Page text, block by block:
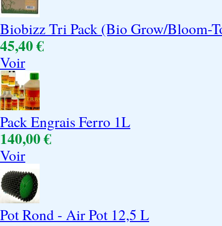
Biobizz Tri Pack (Bio Grow/Bloom-
45,40 €
Voir
Pack Engrais Ferro 1L
140,00 €
Voir
Pot Rond - Air Pot 12,5 L